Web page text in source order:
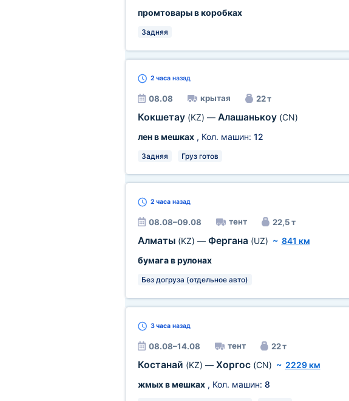
промтовары в коробках
Задняя
2 часаназад
08.08 крытая 22 т
Кокшетау (KZ) — Алашанькоу (CN)
лен в мешках, Кол. машин: 12
Задняя Груз готов
2 часаназад
08.08–09.08 тент 22,5 т
Алматы (KZ) — Фергана (UZ) ~ 841 км
бумага в рулонах
Без догруза (отдельное авто)
3 часаназад
08.08–14.08 тент 22 т
Костанай (KZ) — Хоргос (CN) ~ 2229 км
жмых в мешках, Кол. машин: 8